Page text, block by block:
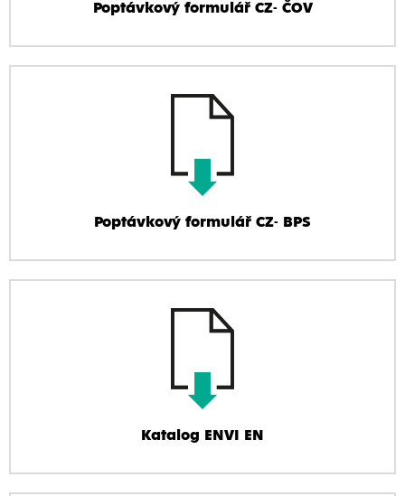
Poptávkový formulář CZ- ČOV
Poptávkový formulář CZ- BPS
Katalog ENVI EN